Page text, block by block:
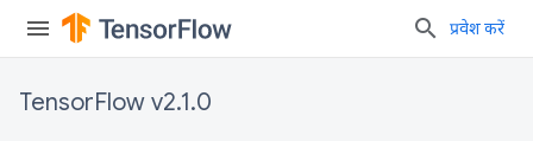
प्रवेश करें
TensorFlow v2.1.0